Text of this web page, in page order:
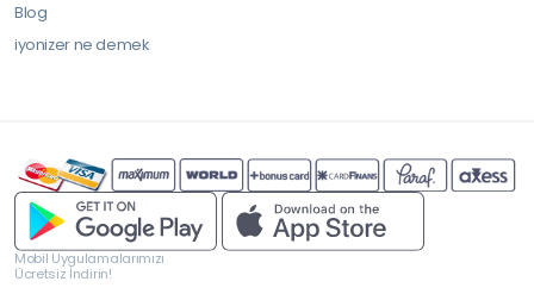
Blog
iyonizer ne demek
Mobil Uygulamalarımızı
Ücretsiz İndirin!